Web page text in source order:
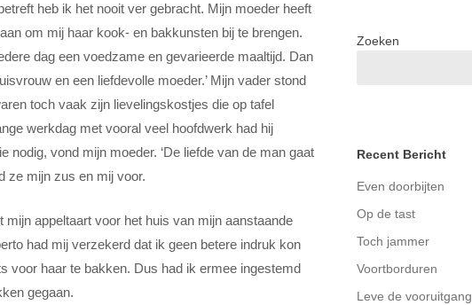
heb ik het nooit ver gebracht. Mijn moeder heeft
om mij haar kook- en bakkunsten bij te brengen.
dag een voedzame en gevarieerde maaltijd. Dan
en een liefdevolle moeder.’ Mijn vader stond
toch vaak zijn lievelingskostjes die op tafel
werkdag met vooral veel hoofdwerk had hij
nodig, vond mijn moeder. ‘De liefde van de man gaat
ze mijn zus en mij voor.
mijn appeltaart voor het huis van mijn aanstaande
had mij verzekerd dat ik geen betere indruk kon
voor haar te bakken. Dus had ik ermee ingestemd
gegaan.
Zoeken
Recent Bericht
Even doorbijten
Op de tast
Toch jammer
Voortborduren
Leve de vooruitgang